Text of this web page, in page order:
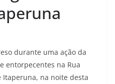
durante uma ação da
entorpecentes na Rua
Itaperuna, na noite desta